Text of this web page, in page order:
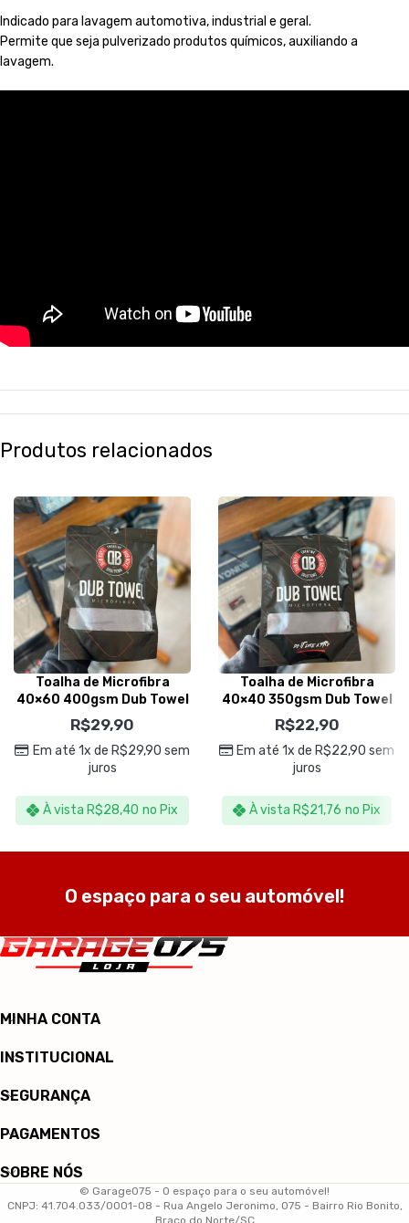
Indicado para lavagem automotiva, industrial e geral.
Permite que seja pulverizado produtos químicos, auxiliando a
lavagem.
Produtos relacionados
Toalha de Microfibra
40×60 400gsm Dub Towel
Cinza – Dub Boyz
R$29,90
Em até 1x de R$29,90 sem
juros
À vista R$28,40 no Pix
Toalha de Microfibra
40×40 350gsm Dub Towel
Cinza- Dub Boyz
R$22,90
Em até 1x de R$22,90 sem
juros
À vista R$21,76 no Pix
O espaço para o seu automóvel!
MINHA CONTA
INSTITUCIONAL
SEGURANÇA
PAGAMENTOS
SOBRE NÓS
© Garage075 - O espaço para o seu automóvel!
CNPJ: 41.704.033/0001-08 - Rua Angelo Jeronimo, 075 - Bairro Rio Bonito,
Braço do Norte/SC